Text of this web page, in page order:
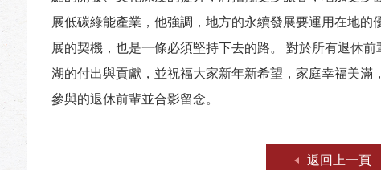
展低碳綠能產業，他強調，地方的永續發展要運用在地
展的契機，也是一條必須堅持下去的路。 對於所有退休
湖的付出與貢獻，並祝福大家新年新希望，家庭幸福美
參與的退休前輩並合影留念。
返回上一頁